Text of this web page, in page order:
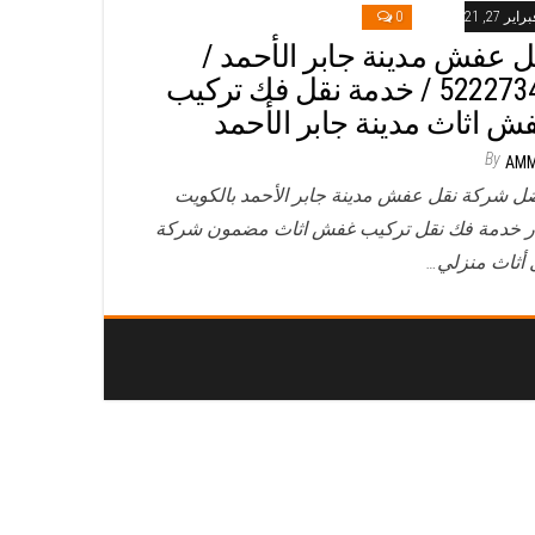
27, 2021
0
عفش مدينة جابر الأحمد /
52227344 / خدمة نقل فك تركيب
اثاث مدينة جابر الأحمد
By
شركة نقل عفش مدينة جابر الأحمد بالكويت
خدمة فك نقل تركيب غفش اثاث مضمون شركة
أثاث منزلي…